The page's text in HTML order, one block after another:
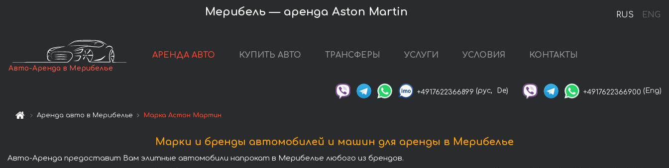
RUS ENG
Мерибель — аренда Aston Martin
Авто-Аренда в Мерибелье
АРЕНДА АВТО КУПИТЬ АВТО ТРАНСФЕРЫ УСЛУГИ УСЛОВИЯ КОНТАКТЫ
+4917622366899 (рус, De) +4917622366900 (Eng)
Аренда авто в Мерибелье Марка Астон Мартин
Марки и бренды автомобилей и машин для аренды в Мерибелье
Авто-Аренда предоставит Вам элитные автомобили напрокат в Мерибелье любого из брендов.